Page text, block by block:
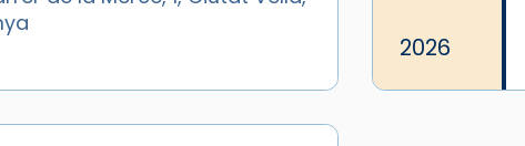
👇
news/2026-
2026